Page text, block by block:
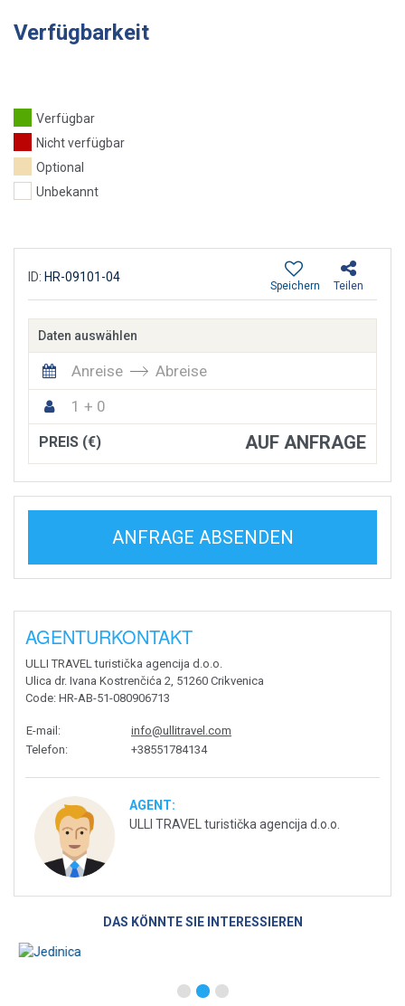
Verfügbarkeit
Verfügbar
Nicht verfügbar
Optional
Unbekannt
ID: HR-09101-04
Teilen
Speichern
Daten auswählen
Anreise
Abreise
1 + 0
PREIS (€) AUF ANFRAGE
ANFRAGE ABSENDEN
AGENTURKONTAKT
ULLI TRAVEL turistička agencija d.o.o.
Ulica dr. Ivana Kostrenčića 2, 51260 Crikvenica
Code: HR-AB-51-080906713
E-mail :
info@ullitravel.com
Telefon: +38551784134
AGENT:
ULLI TRAVEL turistička agencija d.o.o.
DAS KÖNNTE SIE INTERESSIEREN